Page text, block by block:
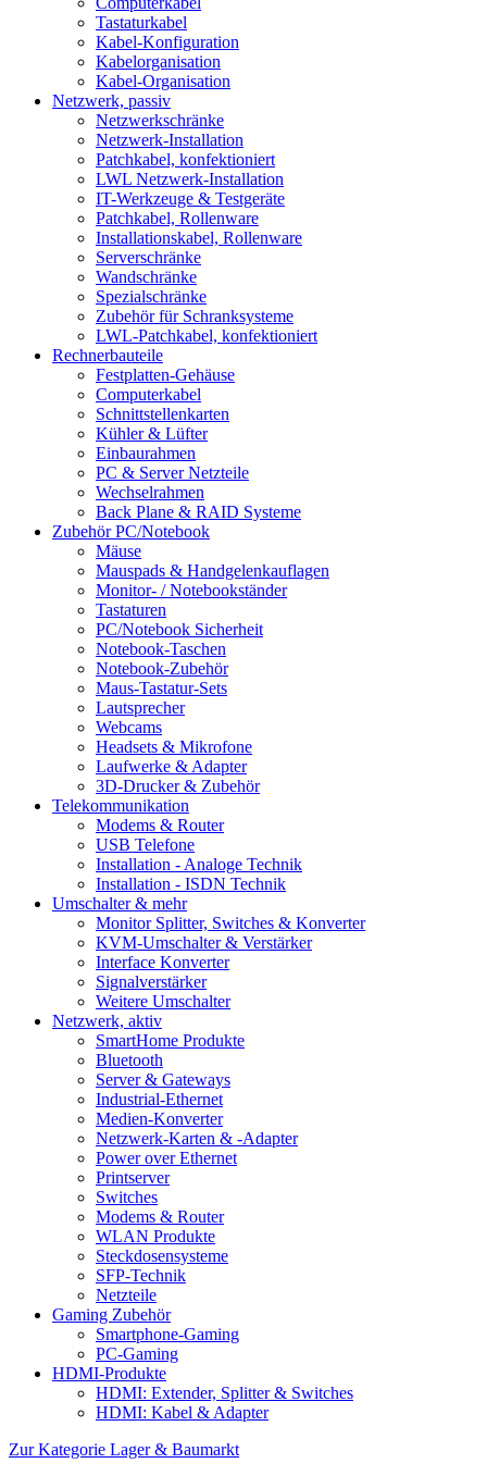
Tastaturkabel
Kabel-Konfiguration
Kabelorganisation
Kabel-Organisation
Netzwerk, passiv
Netzwerkschränke
Netzwerk-Installation
Patchkabel, konfektioniert
LWL Netzwerk-Installation
IT-Werkzeuge & Testgeräte
Patchkabel, Rollenware
Installationskabel, Rollenware
Serverschränke
Wandschränke
Spezialschränke
Zubehör für Schranksysteme
LWL-Patchkabel, konfektioniert
Rechnerbauteile
Festplatten-Gehäuse
Computerkabel
Schnittstellenkarten
Kühler & Lüfter
Einbaurahmen
PC & Server Netzteile
Wechselrahmen
Back Plane & RAID Systeme
Zubehör PC/Notebook
Mäuse
Mauspads & Handgelenkauflagen
Monitor- / Notebookständer
Tastaturen
PC/Notebook Sicherheit
Notebook-Taschen
Notebook-Zubehör
Maus-Tastatur-Sets
Lautsprecher
Webcams
Headsets & Mikrofone
Laufwerke & Adapter
3D-Drucker & Zubehör
Telekommunikation
Modems & Router
USB Telefone
Installation - Analoge Technik
Installation - ISDN Technik
Umschalter & mehr
Monitor Splitter, Switches & Konverter
KVM-Umschalter & Verstärker
Interface Konverter
Signalverstärker
Weitere Umschalter
Netzwerk, aktiv
SmartHome Produkte
Bluetooth
Server & Gateways
Industrial-Ethernet
Medien-Konverter
Netzwerk-Karten & -Adapter
Power over Ethernet
Printserver
Switches
Modems & Router
WLAN Produkte
Steckdosensysteme
SFP-Technik
Netzteile
Gaming Zubehör
Smartphone-Gaming
PC-Gaming
HDMI-Produkte
HDMI: Extender, Splitter & Switches
HDMI: Kabel & Adapter
Zur Kategorie Lager & Baumarkt